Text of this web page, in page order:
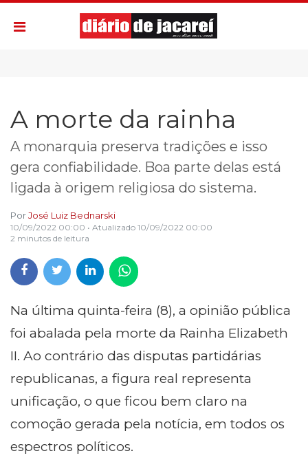
A morte da rainha
A monarquia preserva tradições e isso
gera confiabilidade. Boa parte delas está
ligada à origem religiosa do sistema.
PorJosé Luiz Bednarski
10/09/2022 00:00 • Atualizado 10/09/2022 00:00
2 minutos de leitura
Na última quinta-feira (8), a opinião pública
foi abalada pela morte da Rainha Elizabeth
II. Ao contrário das disputas partidárias
republicanas, a figura real representa
unificação, o que ficou bem claro na
comoção gerada pela notícia, em todos os
espectros políticos.